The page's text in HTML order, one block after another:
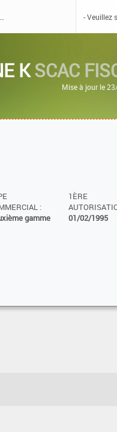
KSCAC
Mise à jour le
:
gamme
1ÈRE
01/02/1995